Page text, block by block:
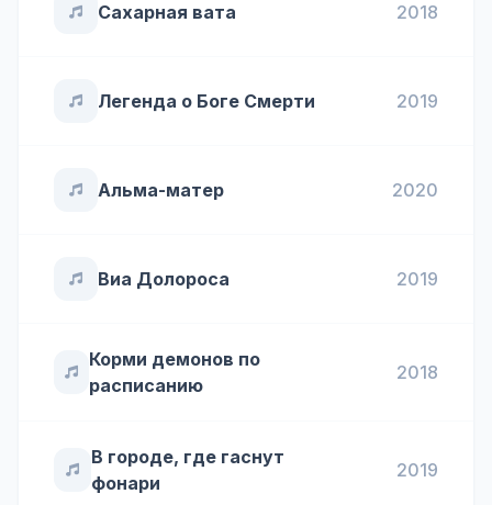
Сахарная вата 2018
Легенда о Боге Смерти 2019
Альма-матер 2020
Виа Долороса 2019
Корми демонов по
расписанию
2018
В городе, где гаснут
фонари
2019